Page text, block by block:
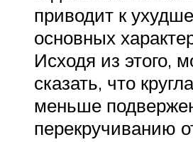
приводит к
основных
Исходя из этого,
сказать, что
меньше
перекручиванию